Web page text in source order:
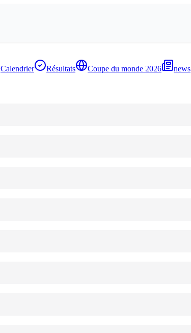
Calendrier Résultats Coupe du monde 2026 news